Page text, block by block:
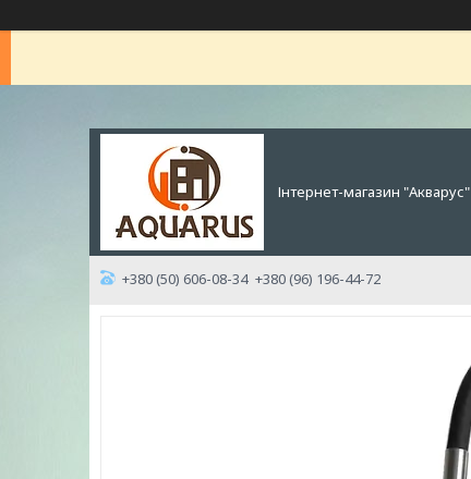
Інтернет-магазин "Акварус"
+380 (50) 606-08-34 +380 (96) 196-44-72